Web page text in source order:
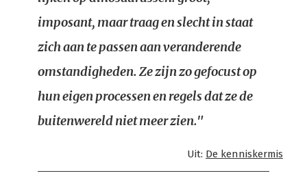
imposant, maar traag en slecht in staat
zich aan te passen aan veranderende
omstandigheden. Ze zijn zo gefocust op
hun eigen processen en regels dat ze de
buitenwereld niet meer zien."
Uit: De kenniskermis